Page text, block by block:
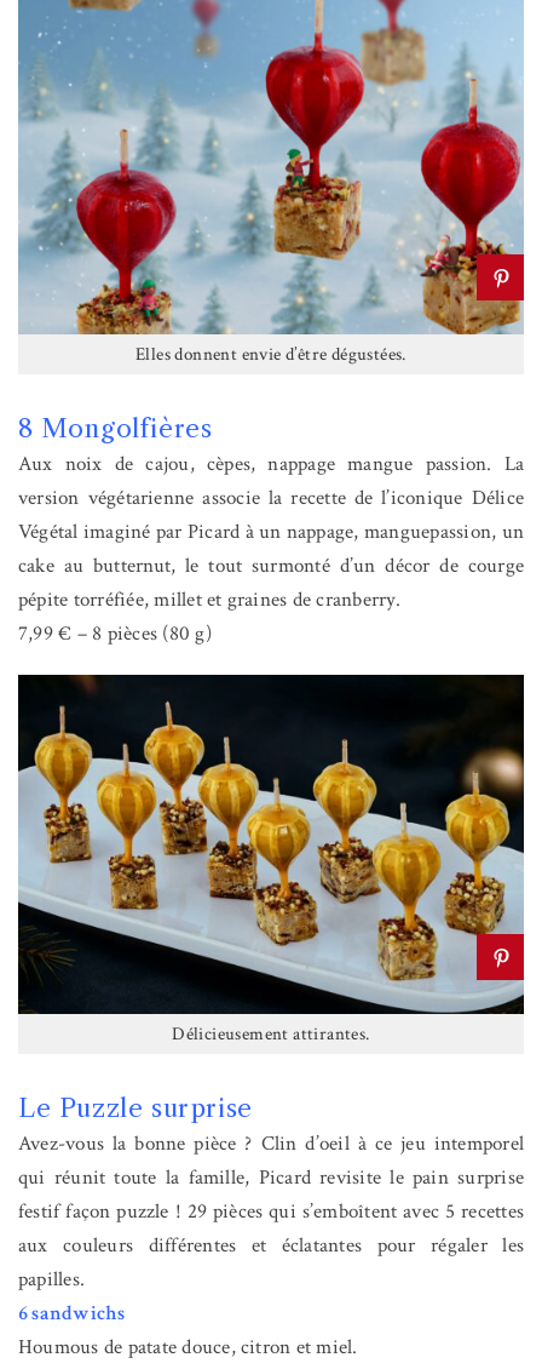
Elles donnent envie d’être dégustées.
8 Mongolfières
Aux noix de cajou, cèpes, nappage mangue passion. La
version végétarienne associe la recette de l’iconique Délice
Végétal imaginé par Picard à un nappage, manguepassion, un
cake au butternut, le tout surmonté d’un décor de courge
pépite torréfiée, millet et graines de cranberry.
7,99 € – 8 pièces (80 g)
Délicieusement attirantes.
Le Puzzle surprise
Avez-vous la bonne pièce ? Clin d’oeil à ce jeu intemporel
qui réunit toute la famille, Picard revisite le pain surprise
festif façon puzzle ! 29 pièces qui s’emboîtent avec 5 recettes
aux couleurs différentes et éclatantes pour régaler les
papilles.
6 sandwichs
Houmous de patate douce, citron et miel.